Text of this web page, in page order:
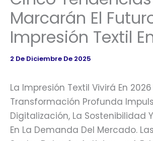
Marcarán El
Impresión Textil
2 De Diciembre De 2025
La Impresión Textil Vivirá En
Transformación Profunda
Digitalización, La Sostenibilidad
En La Demanda Del Mercado.